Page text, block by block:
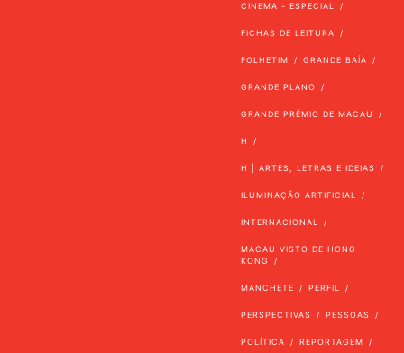
CINEMA - ESPECIAL
FICHAS DE LEITURA
FOLHETIM GRANDE BAÍA
GRANDE PLANO
GRANDE PRÉMIO DE MACAU
H
H | ARTES, LETRAS E IDEIAS
ILUMINAÇÃO ARTIFICIAL
INTERNACIONAL
MACAU VISTO DE HONG
KONG
MANCHETE PERFIL
PERSPECTIVAS PESSOAS
POLÍTICA REPORTAGEM